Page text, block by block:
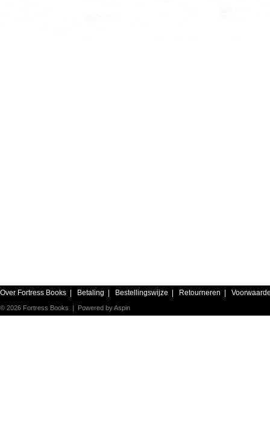
Over Fortress Books Betaling Bestellingswijze Retourneren
© 2026 Fortress Books | Powered byAspin